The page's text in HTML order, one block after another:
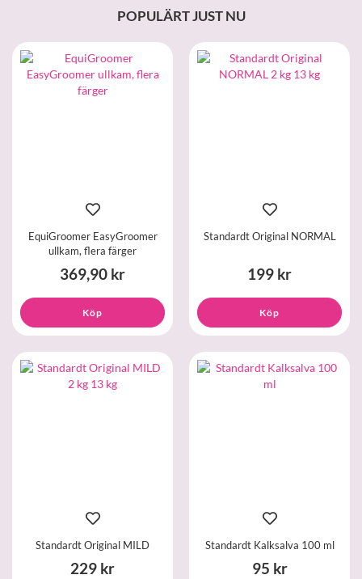
POPULÄRT JUST NU
EquiGroomer EasyGroomer
ullkam, flera färger
369,90 kr
Köp
Standardt Original NORMAL
199 kr
Köp
Standardt Original MILD
229 kr
Standardt Kalksalva 100 ml
95 kr